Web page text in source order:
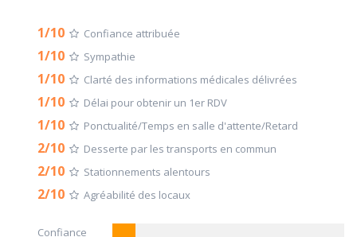
1/10 Confiance attribuée
1/10 Sympathie
1/10 Clarté des informations médicales délivrées
1/10 Délai pour obtenir un 1er RDV
1/10 Ponctualité/Temps en salle d'attente/Retard
2/10 Desserte par les transports en commun
2/10 Stationnements alentours
2/10 Agréabilité des locaux
Confiance